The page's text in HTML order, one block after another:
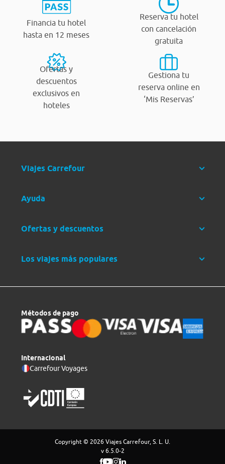
Financia tu hotel
hasta en 12 meses
Reserva tu hotel
con cancelación
gratuita
Ofertas y
descuentos
exclusivos en
hoteles
Gestiona tu
reserva online en
‘Mis Reservas’
Viajes Carrefour
Ayuda
Ofertas y descuentos
Los viajes más populares
Métodos de pago
Internacional
Carrefour Voyages
Copyright © 2026 Viajes Carrefour, S. L. U.
v 6.5.0-2